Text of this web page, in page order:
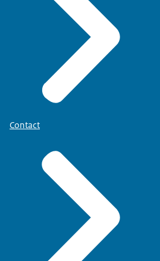
Contact